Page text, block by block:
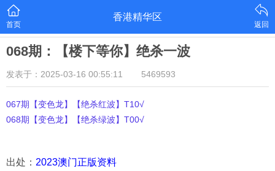
首页
香港精华区
返回
068期：【楼下等你】绝杀一波
发表于：2025-03-16 00:55:11 5469593
067期【变色龙】【绝杀红波】T10√
068期【变色龙】【绝杀绿波】T00√
出处： 2023澳门正版资料